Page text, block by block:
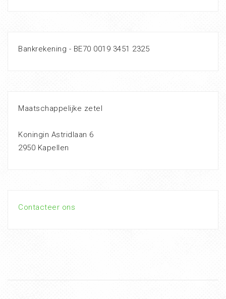
Bankrekening - BE70 0019 3451 2325
Maatschappelijke zetel
Koningin Astridlaan 6
2950 Kapellen
Contacteer ons